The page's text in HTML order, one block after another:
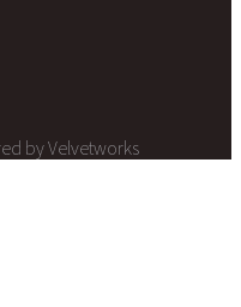
by Velvetworks